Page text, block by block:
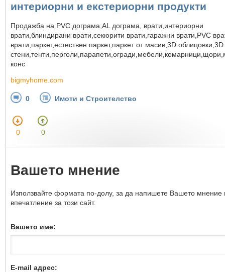
интериорни и екстериорни продукти
Продажба на PVC дограма,AL дограма, врати,интериорни
врати,блиндирани врати,секюрити врати,гаражни врати,PVC
врати,паркет,естествен паркет,паркет от масив,3D облицовки,3D
конс
bigmyhome.com
0 Имоти и Строителство
0 0
Вашето мнение
Използвайте формата по-долу, за да напишете Вашето мнение
впечатление за този сайт.
Вашето име:
E-mail адрес: